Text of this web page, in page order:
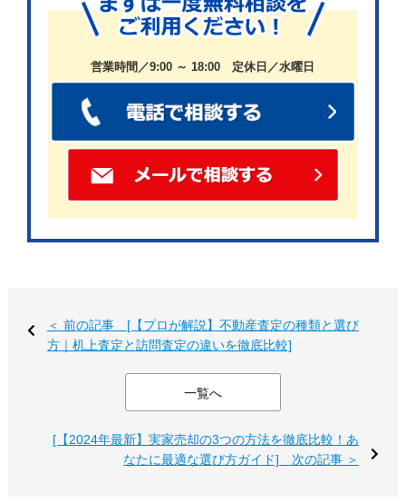
まず、防犯面での懸念があります。空き家は不審者
の侵入や犯罪の温床になりやすく、地域の安全を脅
かす可能性があります。また、災害時には倒壊のリ
スクが高まり、周辺住民の安全を脅かすこともあり
さらに、空き家の増加は街の景観を損ね、地域の雰
囲気を悪化させることもあります。これは、地域全
体の不動産価値にも影響を与えかねません。
す。空き家が増えると、地域の人口が減少し、人々
の交流が少なくなります。その結果、地域の伝統行
事や助け合いの精神が失われていく可能性があるの
このように、空き家問題は個人の問題だけでなく、
営業時間／9:00 ～ 18:00 定休日／水曜日
＜ 前の記事 [【プロが解説】不動産査定の種類と選び
方｜机上査定と訪問査定の違いを徹底比較]
一覧へ
[【2024年最新】実家売却の3つの方法を徹底比較！あ
なたに最適な選び方ガイド] 次の記事 ＞